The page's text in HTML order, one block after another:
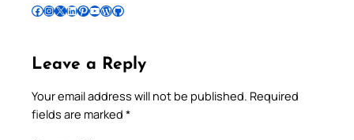
Follow Pradeep on Facebook Follow Pradeep on InstagramFollow Pradeep on X Follow Pradeep on LinkedIn Follow Pradeep on Pinterest Subscribe to Pradeep’s Youtube Channel Follow Pradeep on WordPress Follow Pradeep on GitHub
Leave a Reply
Your email address will not be published. Required
fields are marked *